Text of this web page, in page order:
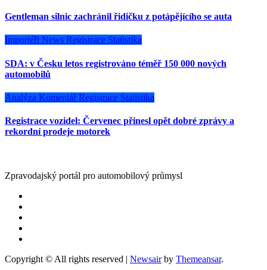
Gentleman silnic zachránil řidičku z potápějícího se auta
Importéři News Registrace Statistika
SDA: v Česku letos registrováno téměř 150 000 nových
automobilů
Analýza Komentář Registrace Statistika
Registrace vozidel: Červenec přinesl opět dobré zprávy a
rekordní prodeje motorek
Zpravodajský portál pro automobilový průmysl
Copyright © All rights reserved | Newsairby Themeansar.